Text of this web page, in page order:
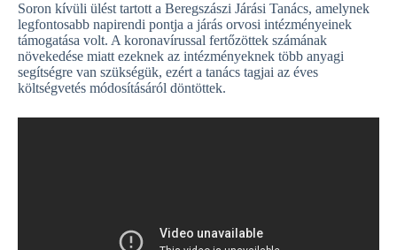
Soron kívüli ülést tartott a Beregszászi Járási Tanács, amelynek
legfontosabb napirendi pontja a járás orvosi intézményeinek
támogatása volt. A koronavírussal fertőzöttek számának
növekedése miatt ezeknek az intézményeknek több anyagi
segítségre van szükségük, ezért a tanács tagjai az éves
költségvetés módosításáról döntöttek.